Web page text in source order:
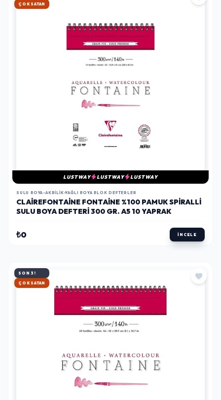
HIZLI KARGO
LUSTWAY LUSTWAY LUSTWAY
SULU BOYA-AKRILIK-YAĞLI BOYA BLOK DEFTERLER
CLAIREFONTAINE FONTAINE %100 PAMUK SPIRALLI
SULU BOYA DEFTERI 300 GR. A5 10 YAPRAK
₺0 İNCELE
SON 3!
HIZLI KARGO